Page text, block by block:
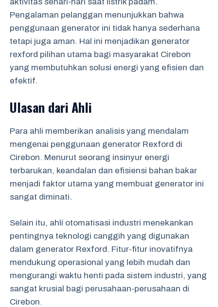
Pengalaman pelanggan menunjukkan bahwa
penggunaan generator ini tidak hanya sederhana
tetapi juga aman. Hal ini menjadikan generator
rexford pilihan utama bagi masyarakat Cirebon
yang membutuhkan solusi energi yang efisien dan
efektif.
Ulasan dari Ahli
Para ahli memberikan analisis yang mendalam
mengenai penggunaan generator Rexford di
Cirebon. Menurut seorang insinyur energi
terbarukan, keandalan dan efisiensi bahan bakar
menjadi faktor utama yang membuat generator ini
sangat diminati.
Selain itu, ahli otomatisasi industri menekankan
pentingnya teknologi canggih yang digunakan
dalam generator Rexford. Fitur-fitur inovatifnya
mendukung operasional yang lebih mudah dan
mengurangi waktu henti pada sistem industri, yang
sangat krusial bagi perusahaan-perusahaan di
Cirebon.